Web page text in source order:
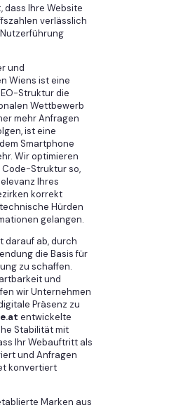
dass Ihre Website
verlässlich
und
Wiens ist eine
Struktur die
Wettbewerb
mehr Anfragen
ist eine
Smartphone
Wir optimieren
Struktur so,
Ihres
korrekt
Hürden
gelangen.
darauf ab, durch
die Basis für
zu schaffen.
und
wir Unternehmen
Präsenz zu
entwickelte
Stabilität mit
Ihr Webauftritt als
und Anfragen
konvertiert
Marken aus